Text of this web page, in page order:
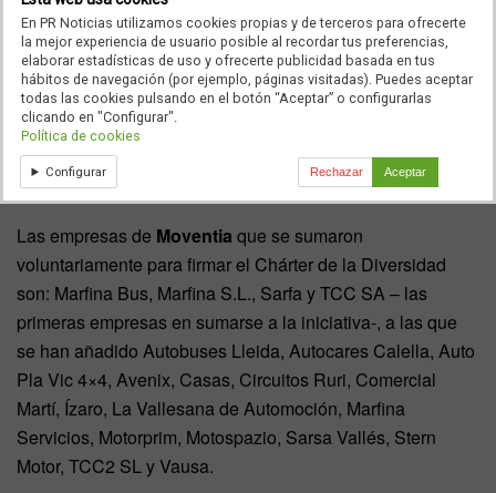
en impulsar la implementación de políticas para favorecer
un entorno laboral libre de prejuicios y los programas de
no discriminación de grupos desfavorecidos.
Estas son las empresas de Moventia
que se sumaron al Chárter de la
Diversidad
Las empresas de Moventia que se sumaron
voluntariamente para firmar el Chárter de la Diversidad
son: Marfina Bus, Marfina S.L., Sarfa y TCC SA – las
primeras empresas en sumarse a la iniciativa-, a las que
se han añadido Autobuses Lleida, Autocares Calella, Auto
Pla Vic 4×4, Avenix, Casas, Circuitos Ruri, Comercial
Martí, Ízaro, La Vallesana de Automoción, Marfina
Servicios, Motorprim, Motospazio, Sarsa Vallés, Stern
Motor, TCC2 SL y Vausa.
En PR Noticias utilizamos cookies propias y de terceros para ofrecerte
la mejor experiencia de usuario posible al recordar tus preferencias,
elaborar estadísticas de uso y ofrecerte publicidad basada en tus
hábitos de navegación (por ejemplo, páginas visitadas). Puedes aceptar
todas las cookies pulsando en el botón “Aceptar” o configurarlas
clicando en "Configurar".
Política de cookies
Configurar Rechazar Aceptar